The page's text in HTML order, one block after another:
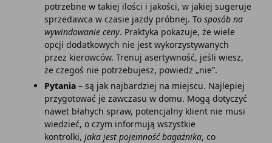
potrzebne w takiej ilości i jakości, w jakiej sugeruje
sprzedawca w czasie jazdy próbnej. To sposób na
wywindowanie ceny. Praktyka pokazuje, że wiele
opcji dodatkowych nie jest wykorzystywanych
przez kierowców. Trenuj asertywność, jeśli wiesz,
że czegoś nie potrzebujesz, powiedz „nie”.
Pytania– są jak najbardziej na miejscu. Najlepiej
przygotować je zawczasu w domu. Mogą dotyczyć
nawet błahych spraw, potencjalny klient nie musi
wiedzieć, o czym informują wszystkie
kontrolki, jaka jest pojemność bagażnika, co